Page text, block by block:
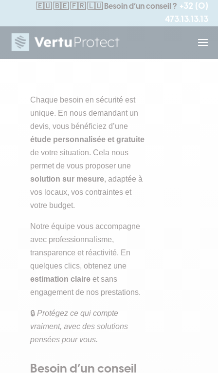
🇪🇺🇧🇪 🇫🇷 🇱🇺 Besoin d’un conseil ? +32 (0)
473.13.13.13
Chaque besoin en sécurité est
unique. En nous demandant un
devis, vous bénéficiez d’une
étude personnalisée et gratuite
de votre situation. Cela nous
permet de vous proposer une
solution sur mesure, adaptée à
vos locaux, vos contraintes et
votre budget.
Notre équipe vous accompagne
avec professionnalisme,
transparence et réactivité. En
quelques clics, obtenez une
estimation claireet sans
engagement de nos prestations.
🔒 Protégez ce qui compte
vraiment, avec des solutions
pensées pour vous.
Besoin d’un conseil